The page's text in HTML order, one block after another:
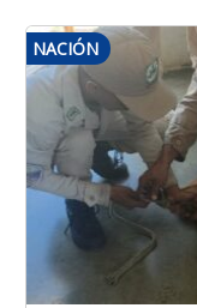
NACIÓN